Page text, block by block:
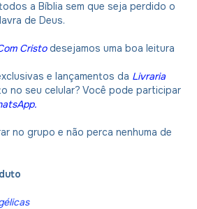
a Bíblia sem que seja perdido o
de Deus.
Cristo desejamos uma boa leitura
e lançamentos da Livraria
no seu celular? Você pode participar
.
no grupo e não perca nenhuma de